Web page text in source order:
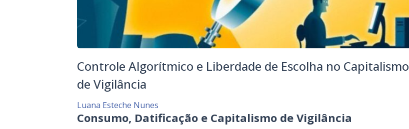
Controle Algorítmico e Liberdade de Escolha no Capitalismo
de Vigilância
Luana Esteche Nunes
Consumo, Datificação e Capitalismo de Vigilância